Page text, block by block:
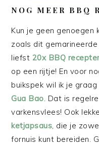
NOG MEER BBQ
Kun je geen genoegen
zoals dit gemarineerde
liefst 20x BBQ
op een rijtje! En voor
buikspek wil ik je
Gua Bao. Dat is
varkensvlees! Ook
ketjapsaus, die je
fornuis kunt bereiden.